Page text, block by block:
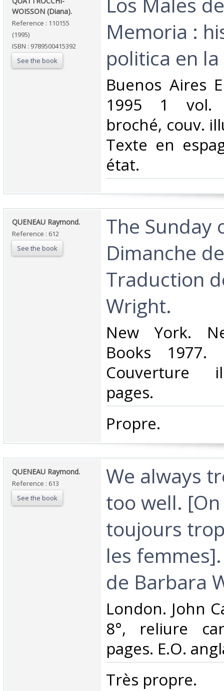
WOISSON (Diana).‎
Reference : 110155
(1995)
ISBN : 9789500415392
See the book
Memoria :
politica en
‎Buenos Aires
1995 1 vol.
broché, couv.
Texte en
état.‎
‎QUENEAU Raymond.‎
Reference : 612
See the book
‎The Sunday
Dimanche
Traduction
Wright.‎
‎New York.
Books 1977.
Couverture
pages.‎
‎Propre.‎
‎QUENEAU Raymond.‎
Reference : 613
See the book
‎We always
too well.
toujours
les
de Barbara
‎London. John
8°, reliure
pages. E.O.
‎Très propre.‎